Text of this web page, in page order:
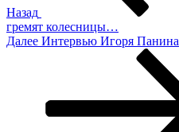
Назад
гремят колесницы…
Следующая
Далее Интервью Игоря Панина